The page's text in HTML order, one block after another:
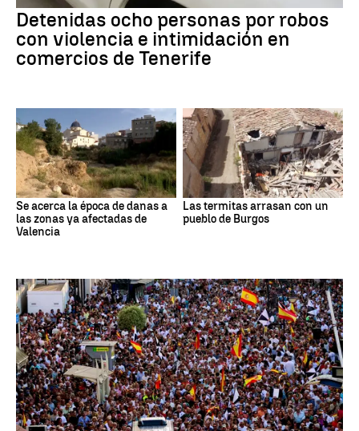
Detenidas ocho personas por robos
con violencia e intimidación en
comercios de Tenerife
Se acerca la época de danas a
las zonas ya afectadas de
Valencia
Las termitas arrasan con un
pueblo de Burgos